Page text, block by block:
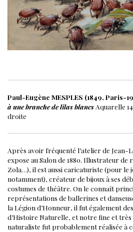
Paul-Eugène MESPLES (1849, Paris-
à une branche de lilas blancs Aquarelle
droite
Après avoir fréquenté l’atelier de Jean-
expose au Salon de 1880. Illustrateur de
Zola…), il est aussi caricaturiste (pour le
notamment), créateur de bijoux à ses
costumes de théâtre. On le connaît
représentations de ballerines et
la Légion d’Honneur, il fut également
d’Histoire Naturelle, et notre fine et
naturaliste fut probablement réalisée à